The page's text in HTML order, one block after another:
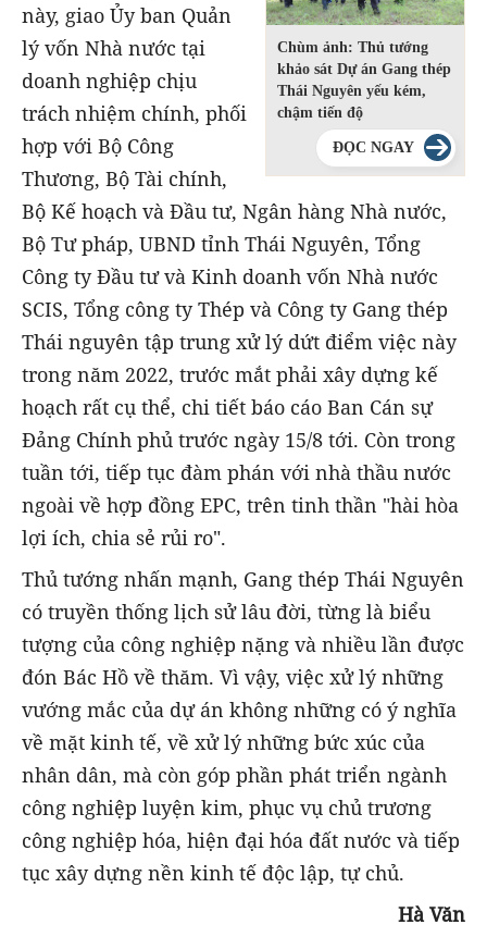
Chùm ảnh: Thủ tướng
khảo sát Dự án Gang thép
Thái Nguyên yếu kém,
chậm tiến độ
ĐỌC NGAY
này, giao Ủy ban Quản
lý vốn Nhà nước tại
doanh nghiệp chịu
trách nhiệm chính, phối
hợp với Bộ Công
Thương, Bộ Tài chính,
Bộ Kế hoạch và Đầu tư, Ngân hàng Nhà nước,
Bộ Tư pháp, UBND tỉnh Thái Nguyên, Tổng
Công ty Đầu tư và Kinh doanh vốn Nhà nước
SCIS, Tổng công ty Thép và Công ty Gang thép
Thái nguyên tập trung xử lý dứt điểm việc này
trong năm 2022, trước mắt phải xây dựng kế
hoạch rất cụ thể, chi tiết báo cáo Ban Cán sự
Đảng Chính phủ trước ngày 15/8 tới. Còn trong
tuần tới, tiếp tục đàm phán với nhà thầu nước
ngoài về hợp đồng EPC, trên tinh thần "hài hòa
lợi ích, chia sẻ rủi ro".
Thủ tướng nhấn mạnh, Gang thép Thái Nguyên
có truyền thống lịch sử lâu đời, từng là biểu
tượng của công nghiệp nặng và nhiều lần được
đón Bác Hồ về thăm. Vì vậy, việc xử lý những
vướng mắc của dự án không những có ý nghĩa
về mặt kinh tế, về xử lý những bức xúc của
nhân dân, mà còn góp phần phát triển ngành
công nghiệp luyện kim, phục vụ chủ trương
công nghiệp hóa, hiện đại hóa đất nước và tiếp
tục xây dựng nền kinh tế độc lập, tự chủ.
Hà Văn